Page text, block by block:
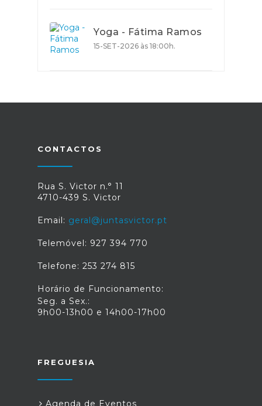
Yoga - Fátima Ramos
15-SET-2026 às 18:00h.
CONTACTOS
Rua S. Victor n.° 11
4710-439 S. Victor
Email: geral@juntasvictor.pt
Telemóvel: 927 394 770
Telefone: 253 274 815
Horário de Funcionamento:
Seg. a Sex.:
9h00-13h00 e 14h00-17h00
FREGUESIA
Agenda de Eventos